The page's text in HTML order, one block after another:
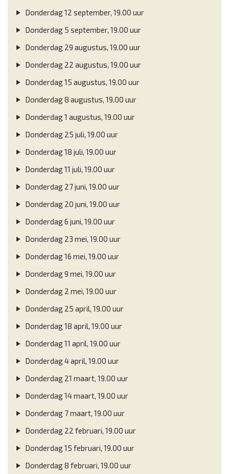
Donderdag 12 september, 19.00 uur
Donderdag 5 september, 19.00 uur
Donderdag 29 augustus, 19.00 uur
Donderdag 22 augustus, 19.00 uur
Donderdag 15 augustus, 19.00 uur
Donderdag 8 augustus, 19.00 uur
Donderdag 1 augustus, 19.00 uur
Donderdag 25 juli, 19.00 uur
Donderdag 18 juli, 19.00 uur
Donderdag 11 juli, 19.00 uur
Donderdag 27 juni, 19.00 uur
Donderdag 20 juni, 19.00 uur
Donderdag 6 juni, 19.00 uur
Donderdag 23 mei, 19.00 uur
Donderdag 16 mei, 19.00 uur
Donderdag 9 mei, 19.00 uur
Donderdag 2 mei, 19.00 uur
Donderdag 25 april, 19.00 uur
Donderdag 18 april, 19.00 uur
Donderdag 11 april, 19.00 uur
Donderdag 4 april, 19.00 uur
Donderdag 21 maart, 19.00 uur
Donderdag 14 maart, 19.00 uur
Donderdag 7 maart, 19.00 uur
Donderdag 22 februari, 19.00 uur
Donderdag 15 februari, 19.00 uur
Donderdag 8 februari, 19.00 uur